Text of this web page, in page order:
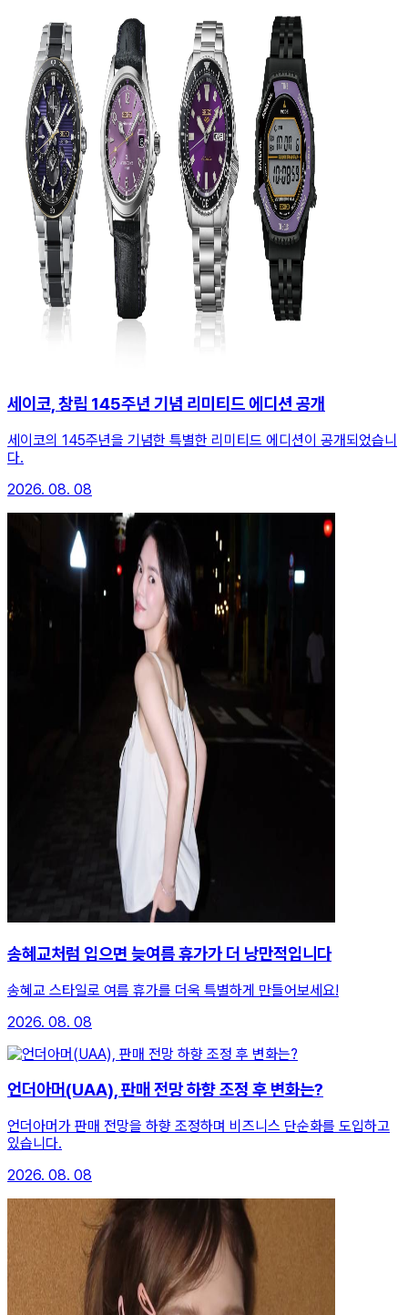
세이코, 창립 145주년 기념 리미티드 에디션 공개
세이코의 145주년을 기념한 특별한 리미티드 에디션이 공개되었습니
다.
2026. 08. 08
송혜교처럼 입으면 늦여름 휴가가 더 낭만적입니다
송혜교 스타일로 여름 휴가를 더욱 특별하게 만들어보세요!
2026. 08. 08
언더아머(UAA), 판매 전망 하향 조정 후 변화는?
언더아머가 판매 전망을 하향 조정하며 비즈니스 단순화를 도입하고
있습니다.
2026. 08. 08